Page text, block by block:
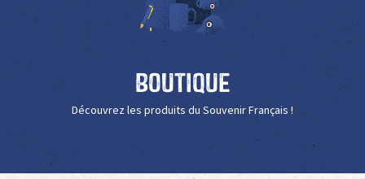
Boutique
Découvrez les produits du Souvenir Français !